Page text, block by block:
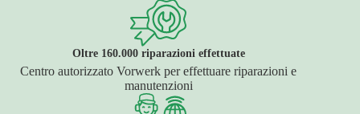
Oltre 160.000 riparazioni effettuate
Centro autorizzato Vorwerk per effettuare riparazioni e
manutenzioni